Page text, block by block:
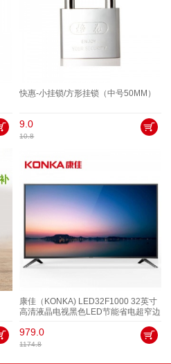
快惠-小挂锁/方形挂锁（中号50MM）
9.0
10.8
康佳（KONKA) LED32F1000 32英寸
高清液晶电视黑色LED节能省电超窄边
979.0
1174.8